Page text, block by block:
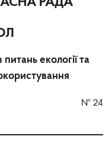
питань екології та
№ 24